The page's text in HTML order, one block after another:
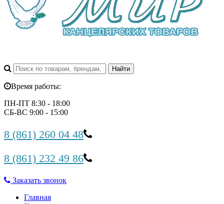
Время работы:
ПН-ПТ 8:30 - 18:00
СБ-ВС 9:00 - 15:00
8 (861) 260 04 48
8 (861) 232 49 86
Заказать звонок
Главная